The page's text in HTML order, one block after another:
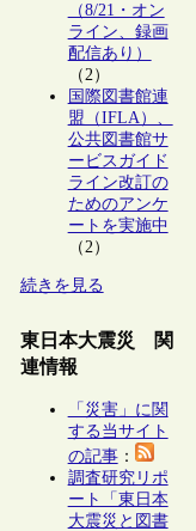
（8/21・オン
ライン、録画
配信あり）
（2）
国際図書館連
盟（IFLA）、
公共図書館サ
ービスガイド
ライン改訂の
ためのアンケ
ートを実施中
（2）
続きを見る
東日本大震災 関
連情報
「災害」に関
する当サイト
の記事：
調査研究リポ
ート「東日本
大震災と図書